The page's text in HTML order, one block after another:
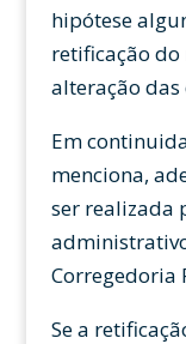
hipótese
retificação
alteração
Em
menciona,
ser realizada
Corregedoria
Se a